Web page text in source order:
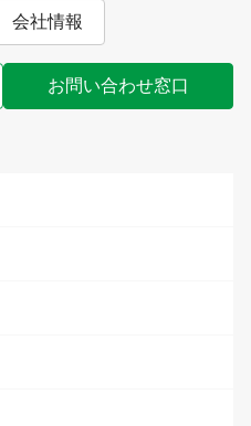
会社情報
お問い合わせ窓口